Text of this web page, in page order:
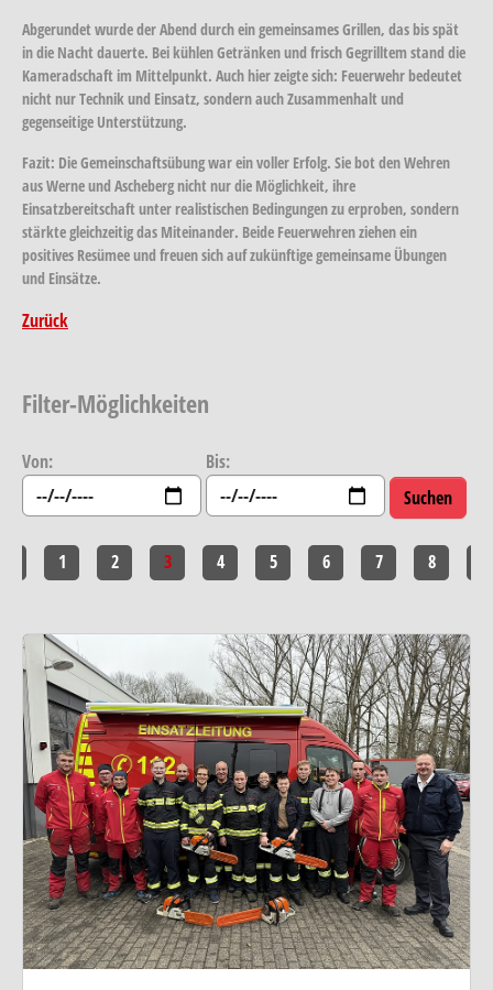
Abgerundet wurde der Abend durch ein gemeinsames Grillen, das bis spät
in die Nacht dauerte. Bei kühlen Getränken und frisch Gegrilltem stand die
Kameradschaft im Mittelpunkt. Auch hier zeigte sich: Feuerwehr bedeutet
nicht nur Technik und Einsatz, sondern auch Zusammenhalt und
gegenseitige Unterstützung.
Fazit: Die Gemeinschaftsübung war ein voller Erfolg. Sie bot den Wehren
aus Werne und Ascheberg nicht nur die Möglichkeit, ihre
Einsatzbereitschaft unter realistischen Bedingungen zu erproben, sondern
stärkte gleichzeitig das Miteinander. Beide Feuerwehren ziehen ein
positives Resümee und freuen sich auf zukünftige gemeinsame Übungen
und Einsätze.
Zurück
Filter-Möglichkeiten
Von: Bis:
1 2 3 4 5 6 7 8